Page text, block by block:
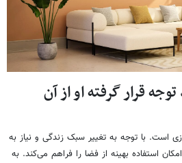
قرار گرفته او از آن
است. با توجه به تغییر سبک زندگی و نیاز به
استفاده بهینه از فضا را فراهم می‌کند. به